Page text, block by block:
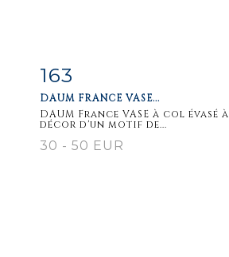
Item detail
163
DAUM FRANCE VASE...
DAUM France VASE à col évasé à
décor d'un motif de...
30 - 50 EUR